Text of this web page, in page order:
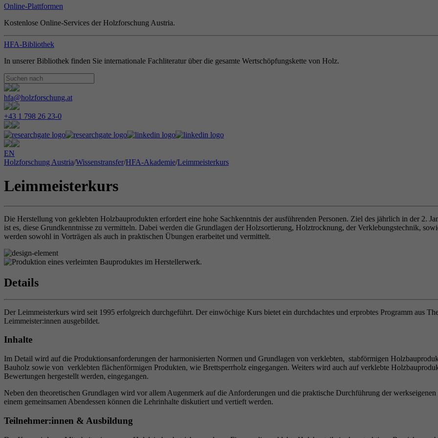
Online-Plattformen
Kostenlose Online-Services der Holzforschung Austria.
HFA-Bibliothek
In unserer Bibliothek finden Sie internationale Fachliteratur über die gesamte Wertschöpfungskette von Holz.
hfa@holzforschung.at
+43 1 798 26 23-0
EN
Holzforschung Austria/Wissenstransfer/HFA-Akademie/Leimmeisterkurs
Leimmeisterkurs
Die Herstellung von geklebten Holzbauprodukten erfordert eine hohe Sachkenntnis der ausführenden Personen. Ziel des jährlich in der 2.
ist es, diese Grundkenntnisse zu vermitteln. Dabei werden die Grundlagen der Holzsortierung, Holztrocknung, der Verklebungstechnik,
werden sowohl in Vorträgen als auch in praktischen Übungen erarbeitet und vermittelt.
Details
Der Leimmeisterkurs wird seit 1995 erfolgreich durchgeführt. Der einwöchige Kurs bietet ein durchdachtes und erprobtes Programm aus
Leimmeister:innen ausgebildet.
Inhalte
Im Detail wird auf die Produktionsanforderungen der harmonisierten Normen und Grundlagen von verklebten, stabförmigen
Bauholz sowie von verklebten flächenförmigen Produkten, wie Brettsperrholz eingegangen. Weiters wird auch auf verklebte
Bewertungen hergestellt werden, eingegangen.
Neben den theoretischen Grundlagen wird vor allem Augenmerk auf die Anforderungen und die praktische Durchführung der
einem gemeinsamen Abendessen können die Lehrinhalte diskutiert und vertieft werden.
Teilnehmer:innen & Ausbildung